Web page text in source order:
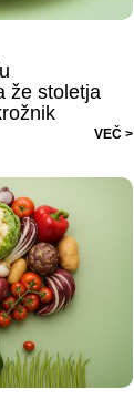
že stoletja
VEČ >